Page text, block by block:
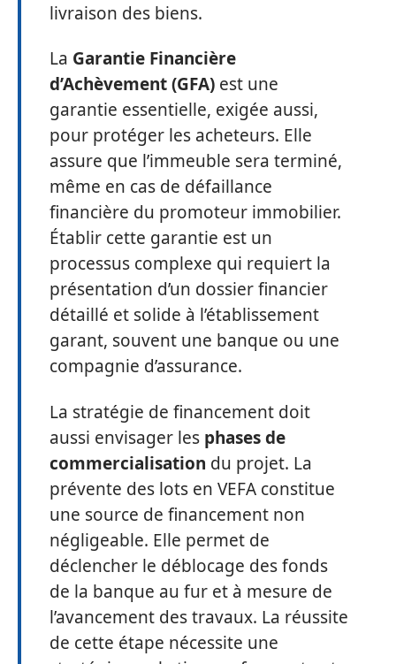
livraison des biens.
La Garantie Financière
d’Achèvement (GFA) est une
garantie essentielle, exigée aussi,
pour protéger les acheteurs. Elle
assure que l’immeuble sera terminé,
même en cas de défaillance
financière du promoteur immobilier.
Établir cette garantie est un
processus complexe qui requiert la
présentation d’un dossier financier
détaillé et solide à l’établissement
garant, souvent une banque ou une
compagnie d’assurance.
La stratégie de financement doit
aussi envisager les phases de
commercialisation du projet. La
prévente des lots en VEFA constitue
une source de financement non
négligeable. Elle permet de
déclencher le déblocage des fonds
de la banque au fur et à mesure de
l’avancement des travaux. La réussite
de cette étape nécessite une